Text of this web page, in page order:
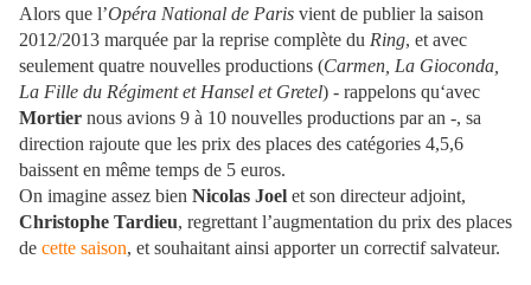
Alors que l’Opéra National de Paris vient de publier la saison
2012/2013 marquée par la reprise complète du Ring, et avec
seulement quatre nouvelles productions (Carmen, La Gioconda,
La Fille du Régiment et Hansel et Gretel) - rappelons qu‘avec
Mortier nous avions 9 à 10 nouvelles productions par an -, sa
direction rajoute que les prix des places des catégories 4,5,6
baissent en même temps de 5 euros.
On imagine assez bien Nicolas Joel et son directeur adjoint,
Christophe Tardieu, regrettant l’augmentation du prix des places
de cette saison, et souhaitant ainsi apporter un correctif salvateur.